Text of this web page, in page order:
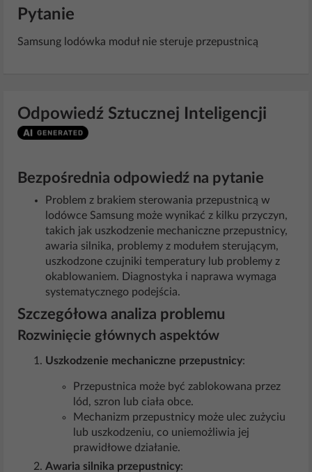
Pytanie
Samsung lodówka moduł nie steruje przepustnicą
Odpowiedź Sztucznej Inteligencji
Bezpośrednia odpowiedź na pytanie
Problem z brakiem sterowania przepustnicą w
lodówce Samsung może wynikać z kilku przyczyn,
takich jak uszkodzenie mechaniczne przepustnicy,
awaria silnika, problemy z modułem sterującym,
uszkodzone czujniki temperatury lub problemy z
okablowaniem. Diagnostyka i naprawa wymaga
systematycznego podejścia.
Szczegółowa analiza problemu
Rozwinięcie głównych aspektów
Uszkodzenie mechaniczne przepustnicy:
Przepustnica może być zablokowana przez
lód, szron lub ciała obce.
Mechanizm przepustnicy może ulec zużyciu
lub uszkodzeniu, co uniemożliwia jej
prawidłowe działanie.
Awaria silnika przepustnicy: